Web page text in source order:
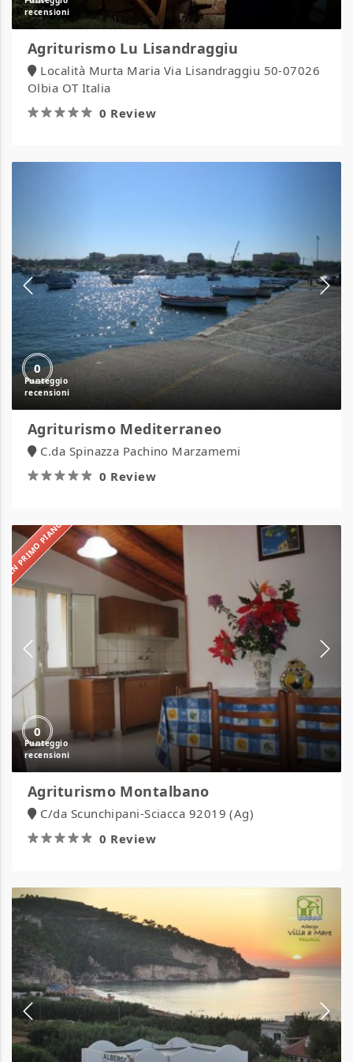
Agriturismo Lu Lisandraggiu
Località Murta Maria Via Lisandraggiu 50-07026
Olbia OT Italia
0 Review
0
Agriturismo Mediterraneo
C.da Spinazza Pachino Marzamemi
0 Review
IN PRIMO PIANO
0
Agriturismo
Montalbano
Agriturismo Montalbano
C/da Scunchipani-Sciacca 92019 (Ag)
0 Review
Villa
Mare